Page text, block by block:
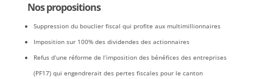
Nos propositions
Suppression du bouclier fiscal qui profite aux multimillionnaires
Imposition sur 100% des dividendes des actionnaires
Refus d’une réforme de l’imposition des bénéfices des entreprises
(PF17) qui engendrerait des pertes fiscales pour le canton